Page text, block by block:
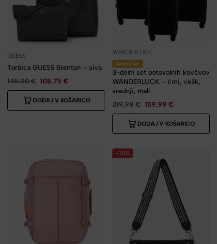
GUESS
Torbica GUESS Brenton – siva
145,00€ 108,75 €
DODAJ V KOŠARICO
WANDERLUCK
Bestseller
3-delni set potovalnih kovčkov
WANDERLUCK – črni, velik,
srednji, mali
319,98€ 159,99 €
DODAJ V KOŠARICO
-30%